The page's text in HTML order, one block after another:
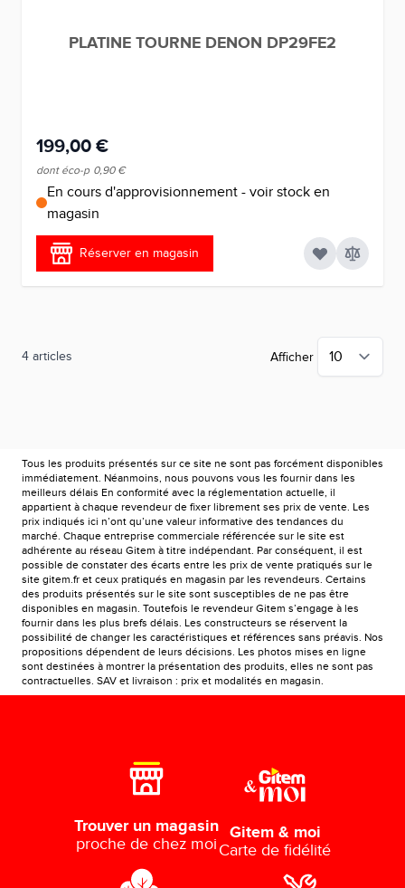
PLATINE TOURNE DENON DP29FE2
199,00 €
dont éco-p 0,90 €
En cours d'approvisionnement - voir stock en
magasin
Réserver en magasin
4 articles Afficher
Tous les produits présentés sur ce site ne sont pas forcément disponibles
immédiatement. Néanmoins, nous pouvons vous les fournir dans les
meilleurs délais En conformité avec la réglementation actuelle, il
appartient à chaque revendeur de fixer librement ses prix de vente. Les
prix indiqués ici n’ont qu’une valeur informative des tendances du
marché. Chaque entreprise commerciale référencée sur le site est
adhérente au réseau Gitem à titre indépendant. Par conséquent, il est
possible de constater des écarts entre les prix de vente pratiqués sur le
site gitem.fr et ceux pratiqués en magasin par les revendeurs. Certains
des produits présentés sur le site sont susceptibles de ne pas être
disponibles en magasin. Toutefois le revendeur Gitem s’engage à les
fournir dans les plus brefs délais. Les constructeurs se réservent la
possibilité de changer les caractéristiques et références sans préavis. Nos
propositions dépendent de leurs décisions. Les photos mises en ligne
sont destinées à montrer la présentation des produits, elles ne sont pas
contractuelles. SAV et livraison : prix et modalités en magasin.
Trouver un magasin
proche de chez moi
Gitem & moi
Carte de fidélité